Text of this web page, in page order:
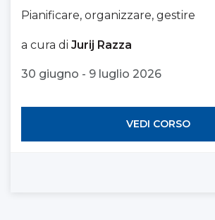
Pianificare, organizzare, gestire
a cura di Jurij Razza
30 giugno - 9 luglio 2026
VEDI CORSO